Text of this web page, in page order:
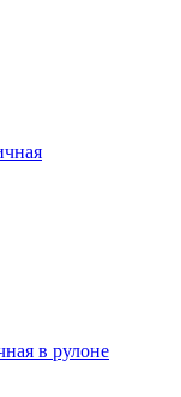
в рулоне